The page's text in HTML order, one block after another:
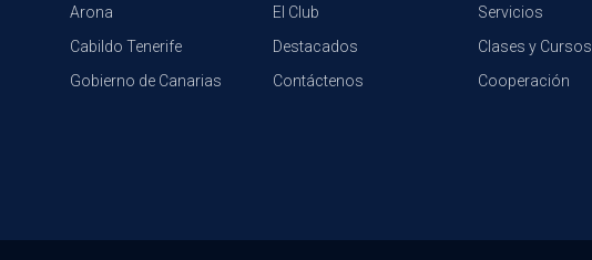
Arona
Cabildo Tenerife
Gobierno de Canarias
El Club
Destacados
Contáctenos
Servicios
Clases y Cursos
Cooperación